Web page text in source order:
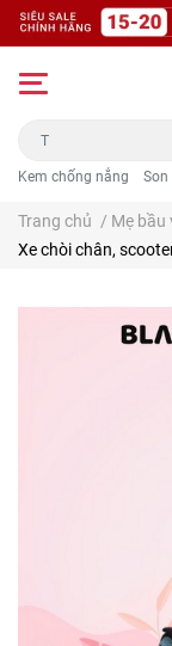
Kem chống nắng Son
Trang chủ / Mẹ bầu
Xe chòi chân,